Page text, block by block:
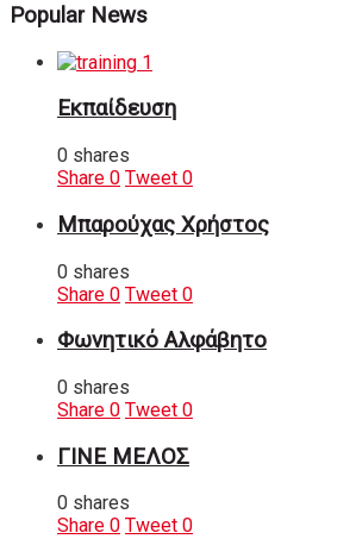
Popular News
Εκπαίδευση
0 shares
Share 0 Tweet 0
Μπαρούχας Χρήστος
0 shares
Share 0 Tweet 0
Φωνητικό Αλφάβητο
0 shares
Share 0 Tweet 0
ΓΙΝΕ ΜΕΛΟΣ
0 shares
Share 0 Tweet 0